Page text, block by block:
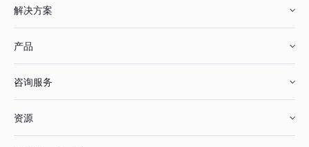
解决方案
鞋服行业
产品
咨询服务
资源